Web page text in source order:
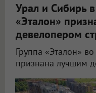
Урал и Сибирь
«Эталон»
девелопером
Группа «Эталон»
признана лучшим